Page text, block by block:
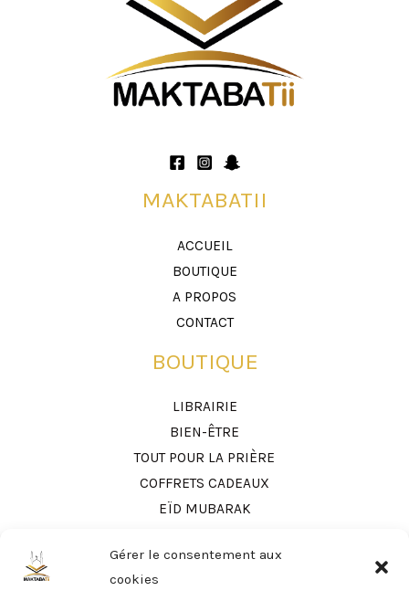
Gérer le consentement aux
cookies
MAKTABATII
ACCUEIL
BOUTIQUE
A PROPOS
CONTACT
BOUTIQUE
LIBRAIRIE
BIEN-ÊTRE
TOUT POUR LA PRIÈRE
COFFRETS CADEAUX
EÏD MUBARAK
LIENS UTILES